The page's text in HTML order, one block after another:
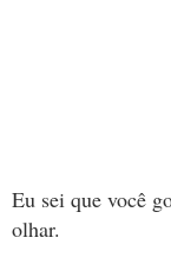
Eu sei que você
olhar.